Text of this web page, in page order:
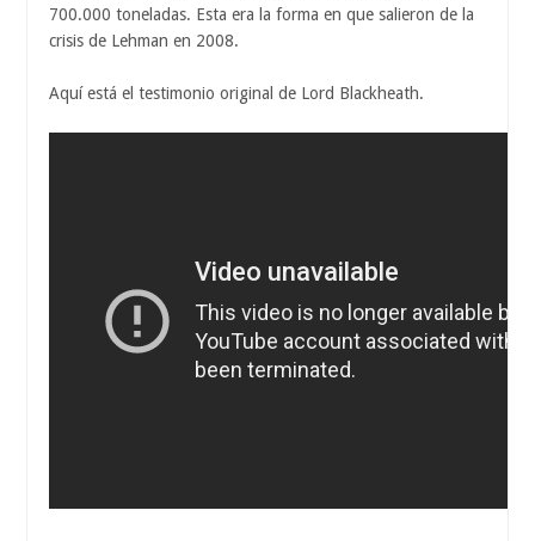
700.000 toneladas. Esta era la forma en que salieron de la
crisis de Lehman en 2008.
Aquí está el testimonio original de Lord Blackheath.